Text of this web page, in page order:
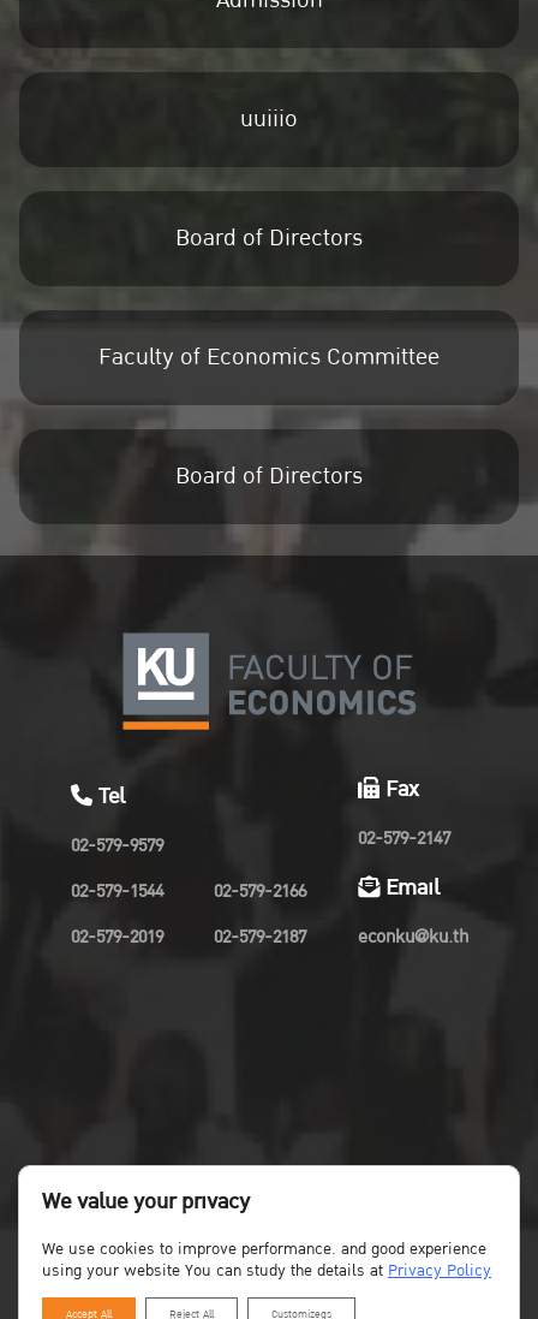
uuiiio
Board of Directors
Faculty of Economics Committee
Board of Directors
Tel
02-579-9579
02-579-1544
02-579-2019
02-579-2166
02-579-2187
Fax
02-579-2147
Email
econku@ku.th
We value your privacy
We use cookies to improve performance. and good experience
using your website You can study the details atPrivacy Policy
Accept All Reject All Customizegs